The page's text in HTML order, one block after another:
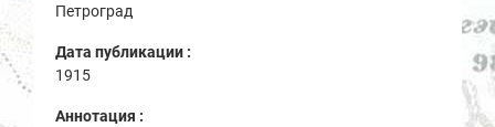
Петроград
Дата публикации :
1915
Аннотация :